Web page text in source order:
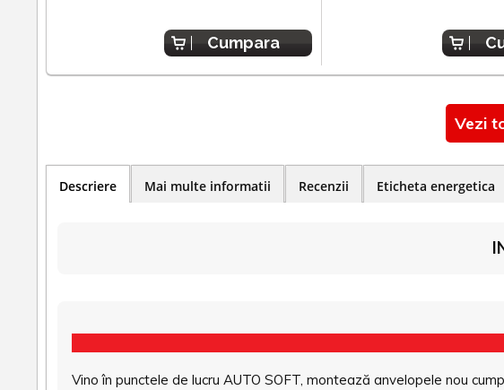
Cumpara
Vezi
Descriere Mai multe informatii Recenzii Eticheta energetica
Vino în punctele de lucru AUTO SOFT, montează anvelopele nou